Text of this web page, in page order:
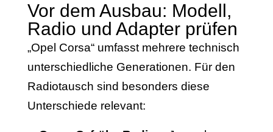
Vor dem Ausbau: Modell,
Radio und Adapter prüfen
„Opel Corsa“ umfasst mehrere technisch
unterschiedliche Generationen. Für den
Radiotausch sind besonders diese
Unterschiede relevant: